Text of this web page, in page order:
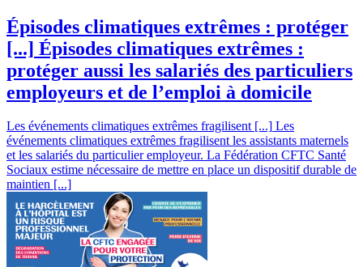
Épisodes climatiques extrêmes : protéger
[...] Épisodes climatiques extrêmes :
protéger aussi les salariés des particuliers
employeurs et de l’emploi à domicile
Les événements climatiques extrêmes fragilisent [...] Les
événements climatiques extrêmes fragilisent les assistants maternels
et les salariés du particulier employeur. La Fédération CFTC Santé
Sociaux estime nécessaire de mettre en place un dispositif durable de
maintien [...]